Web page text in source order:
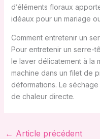
d’éléments floraux
idéaux pour un mariage
Comment entretenir un
Pour entretenir un serre-
le laver délicatement à la
machine dans un filet de
déformations. Le
de chaleur directe.
← Article précédent